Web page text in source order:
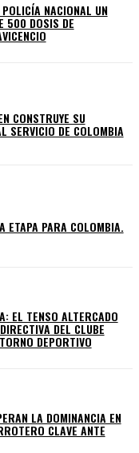
NACIONAL UN
500 DOSIS DE
CONSTRUYE SU
SERVICIO DE COLOMBIA
ETAPA PARA COLOMBIA.
EL TENSO ALTERCADO
DEL CLUBE
DEPORTIVO
LA DOMINANCIA EN
CLAVE ANTE